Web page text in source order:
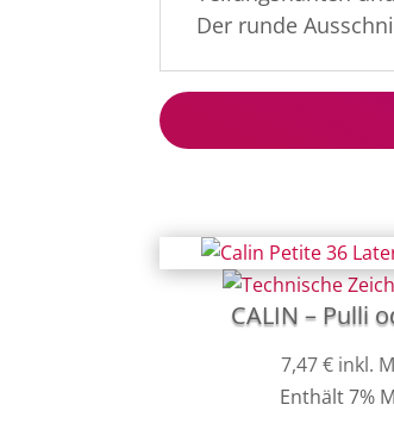
Der runde
CALIN – Pulli
7,47€ inkl.
Enthält 7%